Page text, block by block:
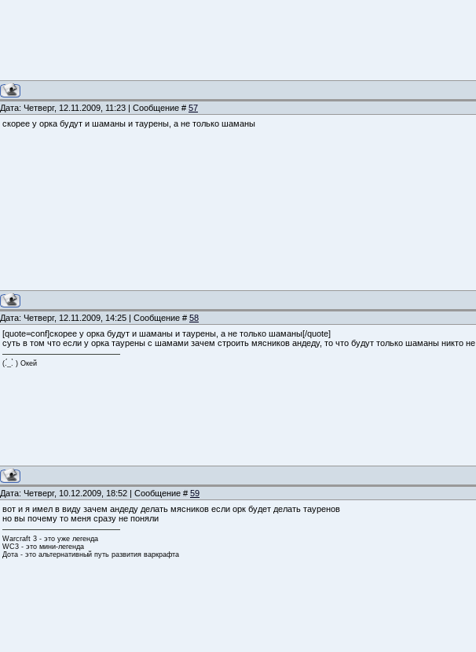
Дата: Четверг, 12.11.2009, 11:23 | Сообщение # 57
скорее у орка будут и шаманы и таурены, а не только шаманы
Дата: Четверг, 12.11.2009, 14:25 | Сообщение # 58
[quote=conf]скорее у орка будут и шаманы и таурены, а не только шаманы[/quote]
суть в том что если у орка таурены с шамами зачем строить мясников андеду, то что будут только шаманы никто не
(.́_.̀ ) Окей
Дата: Четверг, 10.12.2009, 18:52 | Сообщение # 59
вот и я имел в виду зачем андеду делать мясников если орк будет делать тауренов
но вы почему то меня сразу не поняли
Warcraft 3 - это уже легенда
WC3 - это мини-легенда
Дота - это альтернативный путь развития варкрафта